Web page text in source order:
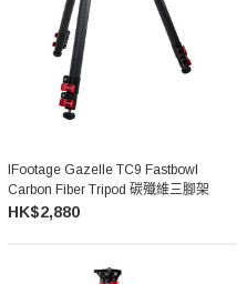
IFootage Gazelle TC9 Fastbowl
Carbon Fiber Tripod 碳殲維三腳架
HK$2,880